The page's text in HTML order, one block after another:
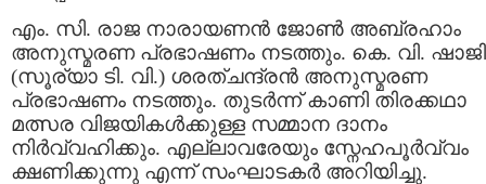
എം. സി. രാജ നാരായണന്‍ ജോണ്‍ അബ്രഹാം
അനുസ്മരണ പ്രഭാഷണം നടത്തും. കെ. വി. ഷാജി
(സൂര്യാ ടി. വി.) ശരത്ചന്ദ്രന്‍ അനുസ്മരണ
പ്രഭാഷണം നടത്തും. തുടര്‍ന്ന് കാണി തിരക്കഥാ
മത്സര വിജയികള്‍ക്കുള്ള സമ്മാന ദാനം
നിര്‍വ്വഹിക്കും. എല്ലാവരേയും സ്നേഹപൂര്‍വ്വം
ക്ഷണിക്കുന്നു എന്ന് സംഘാടകര്‍ അറിയിച്ചു.